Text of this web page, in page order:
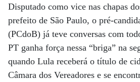
Disputado como vice nas chapas
prefeito de São Paulo, o pré-
(PCdoB) já teve conversas com
PT ganha força nessa “briga” na
quando Lula receberá o título de
Câmara dos Vereadores e se